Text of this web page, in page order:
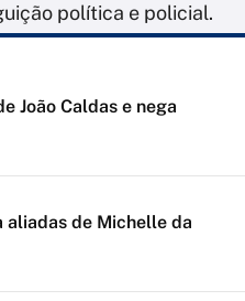
política e policial.
João Caldas e nega
aliadas de Michelle da